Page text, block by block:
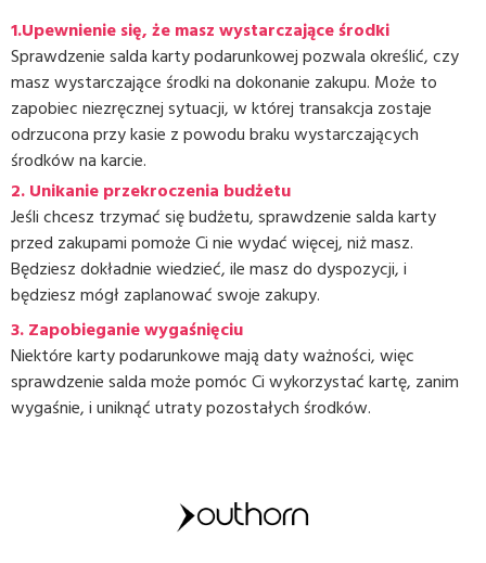
1.Upewnienie się, że masz wystarczające środki
Sprawdzenie salda karty podarunkowej pozwala określić, czy
masz wystarczające środki na dokonanie zakupu. Może to
zapobiec niezręcznej sytuacji, w której transakcja zostaje
odrzucona przy kasie z powodu braku wystarczających
środków na karcie.
2. Unikanie przekroczenia budżetu
Jeśli chcesz trzymać się budżetu, sprawdzenie salda karty
przed zakupami pomoże Ci nie wydać więcej, niż masz.
Będziesz dokładnie wiedzieć, ile masz do dyspozycji, i
będziesz mógł zaplanować swoje zakupy.
3.Zapobieganie wygaśnięciu
Niektóre karty podarunkowe mają daty ważności, więc
sprawdzenie salda może pomóc Ci wykorzystać kartę, zanim
wygaśnie, i uniknąć utraty pozostałych środków.